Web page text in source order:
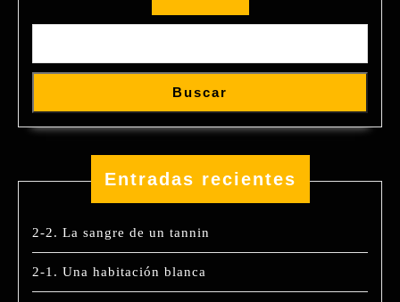
Buscar
Entradas recientes
2-2. La sangre de un tannin
2-1. Una habitación blanca